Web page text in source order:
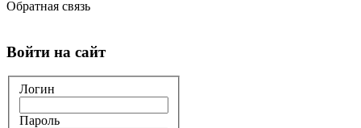
Обратная связь
Войти на сайт
Логин
Пароль